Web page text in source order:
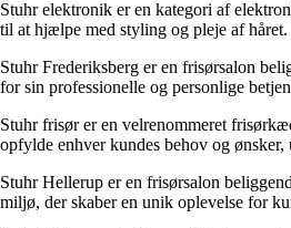
Stuhr elektronik er en kategori af
til at hjælpe med styling og pleje af håret.
Stuhr Frederiksberg er en frisørsalon
for sin professionelle og personlige
Stuhr frisør er en velrenommeret
opfylde enhver kundes behov og
Stuhr Hellerup er en frisørsalon
miljø, der skaber en unik oplevelse for